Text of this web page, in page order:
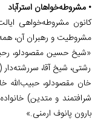
• مشروطه‌خواهان استرآباد
کانون مشروطه‌خواهی
مشروطیت و رهبران آن،
«شیخ حسین مقصودلو،
رشتی، شیخ آقا،
خان مقصودلو، حبیب‌الله
شرافتمند و متدین)
بارون پانوف ارمنی.»